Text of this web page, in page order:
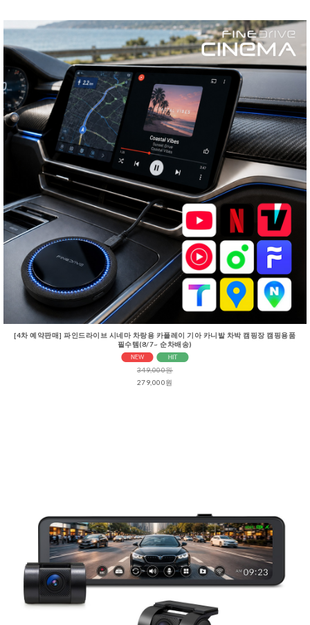
[4차 예약판매] 파인드라이브 시네마 차랑용 카플레이 기아 카니발 차박 캠핑장 캠핑용품
필수템(8/7~ 순차배송)
349,000원
279,000원